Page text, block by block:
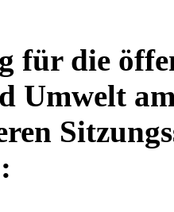
für die
Umwelt